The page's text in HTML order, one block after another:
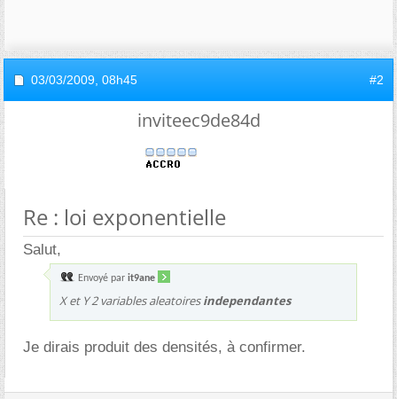
03/03/2009, 08h45 #2
inviteec9de84d
Re : loi exponentielle
Salut,
Envoyé par it9ane
X et Y 2 variables aleatoiresindependantes
Je dirais produit des densités, à confirmer.